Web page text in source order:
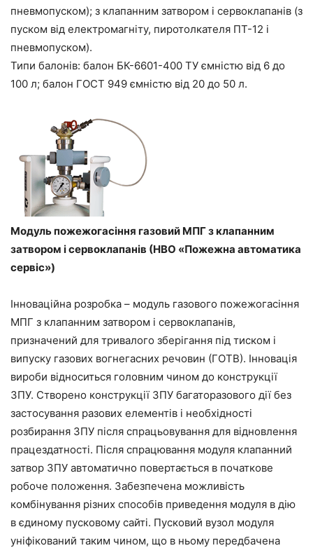
пневмопуском); з клапанним затвором і сервоклапанів (з
пуском від електромагніту, пиротолкателя ПТ-12 і
пневмопуском).
Типи балонів: балон БК-6601-400 ТУ ємністю від 6 до
100 л; балон ГОСТ 949 ємністю від 20 до 50 л.
Модуль пожежогасіння газовий МПГ з клапанним
затвором і сервоклапанів (НВО «Пожежна автоматика
сервіс»)
Інноваційна розробка – модуль газового пожежогасіння
МПГ з клапанним затвором і сервоклапанів,
призначений для тривалого зберігання під тиском і
випуску газових вогнегасних речовин (ГОТВ). Інновація
вироби відноситься головним чином до конструкції
ЗПУ. Створено конструкції ЗПУ багаторазового дії без
застосування разових елементів і необхідності
розбирання ЗПУ після спрацьовування для відновлення
працездатності. Після спрацювання модуля клапанний
затвор ЗПУ автоматично повертається в початкове
робоче положення. Забезпечена можливість
комбінування різних способів приведення модуля в дію
в єдиному пусковому сайті. Пусковий вузол модуля
уніфікований таким чином, що в ньому передбачена